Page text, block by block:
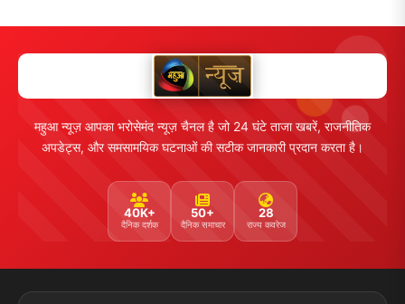
महुआ न्यूज़ आपका भरोसेमंद न्यूज़ चैनल है जो 24 घंटे ताजा खबरें, राजनीतिक
अपडेट्स, और समसामयिक घटनाओं की सटीक जानकारी प्रदान करता है।
40K+
दैनिक दर्शक
50+
दैनिक समाचार
28
राज्य कवरेज